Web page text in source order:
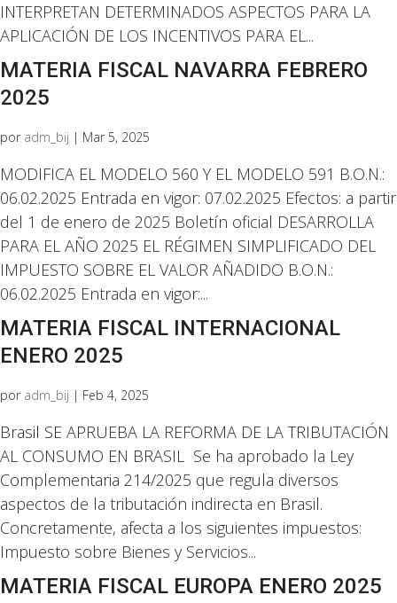
INTERPRETAN DETERMINADOS ASPECTOS PARA LA
APLICACIÓN DE LOS INCENTIVOS PARA EL...
MATERIA FISCAL NAVARRA FEBRERO
2025
por adm_bij | Mar 5, 2025
MODIFICA EL MODELO 560 Y EL MODELO 591 B.O.N.:
06.02.2025 Entrada en vigor: 07.02.2025 Efectos: a partir
del 1 de enero de 2025 Boletín oficial DESARROLLA
PARA EL AÑO 2025 EL RÉGIMEN SIMPLIFICADO DEL
IMPUESTO SOBRE EL VALOR AÑADIDO B.O.N.:
06.02.2025 Entrada en vigor:...
MATERIA FISCAL INTERNACIONAL
ENERO 2025
por adm_bij | Feb 4, 2025
Brasil SE APRUEBA LA REFORMA DE LA TRIBUTACIÓN
AL CONSUMO EN BRASIL Se ha aprobado la Ley
Complementaria 214/2025 que regula diversos
aspectos de la tributación indirecta en Brasil.
Concretamente, afecta a los siguientes impuestos:
Impuesto sobre Bienes y Servicios...
MATERIA FISCAL EUROPA ENERO 2025